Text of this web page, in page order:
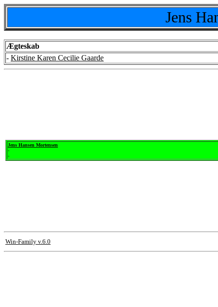
Jens
Ægteskab
- Kirstine Karen Cecilie Gaarde
Jens Hansen Mortensen
-
-
Win-Family v.6.0